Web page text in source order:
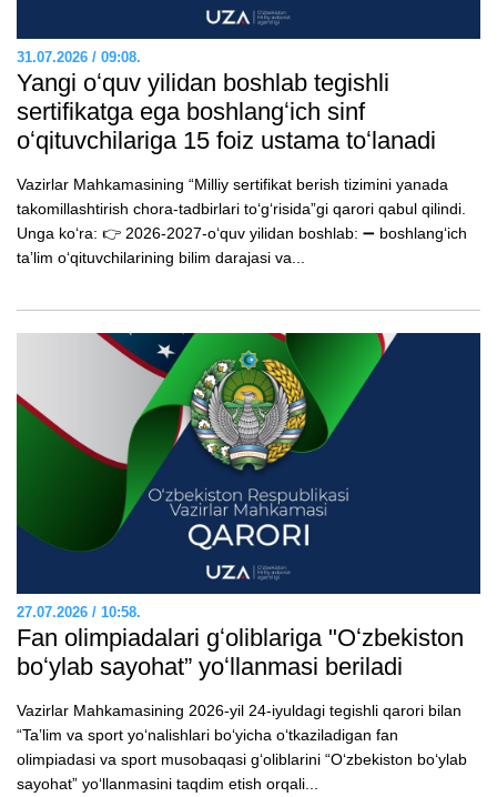
31.07.2026 / 09:08.
Yangi oʻquv yilidan boshlab tegishli
sertifikatga ega boshlangʻich sinf
oʻqituvchilariga 15 foiz ustama toʻlanadi
Vazirlar Mahkamasining “Milliy sertifikat berish tizimini yanada
takomillashtirish chora-tadbirlari toʻgʻrisida”gi qarori qabul qilindi.
Unga koʻra: 👉 2026-2027-oʻquv yilidan boshlab: ➖ boshlangʻich
taʼlim oʻqituvchilarining bilim darajasi va...
27.07.2026 / 10:58.
Fan olimpiadalari gʻoliblariga "Oʻzbekiston
boʻylab sayohat” yoʻllanmasi beriladi
Vazirlar Mahkamasining 2026-yil 24-iyuldagi tegishli qarori bilan
“Taʼlim va sport yoʻnalishlari boʻyicha oʻtkaziladigan fan
olimpiadasi va sport musobaqasi gʻoliblarini “Oʻzbekiston boʻylab
sayohat” yoʻllanmasini taqdim etish orqali...